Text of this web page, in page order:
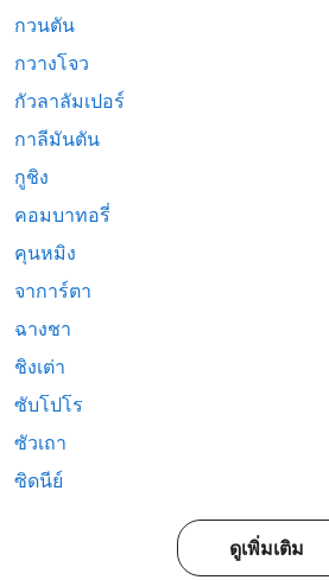
กวนตัน
กวางโจว
กัวลาลัมเปอร์
กาลีมันตัน
กูชิง
คอมบาทอรี่
คุนหมิง
จาการ์ตา
ฉางชา
ชิงเต่า
ซับโปโร
ซัวเถา
ซิดนีย์
ดูเพิ่มเติม